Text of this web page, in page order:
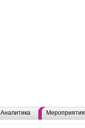
Аналитика Мероприятия